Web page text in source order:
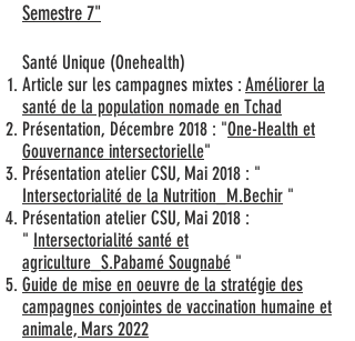
Semestre 7"
Santé Unique (Onehealth)
Article sur les campagnes mixtes : Améliorer la
santé de la population nomade en Tchad
Présentation, Décembre 2018 : "One-Health et
Gouvernance intersectorielle"
Présentation atelier CSU, Mai 2018 : "
Intersectorialité de la Nutrition_M.Bechir "
Présentation atelier CSU, Mai 2018 :
" Intersectorialité santé et
agriculture_S.Pabamé Sougnabé "
Guide de mise en oeuvre de la stratégie des
campagnes conjointes de vaccination humaine et
animale, Mars 2022